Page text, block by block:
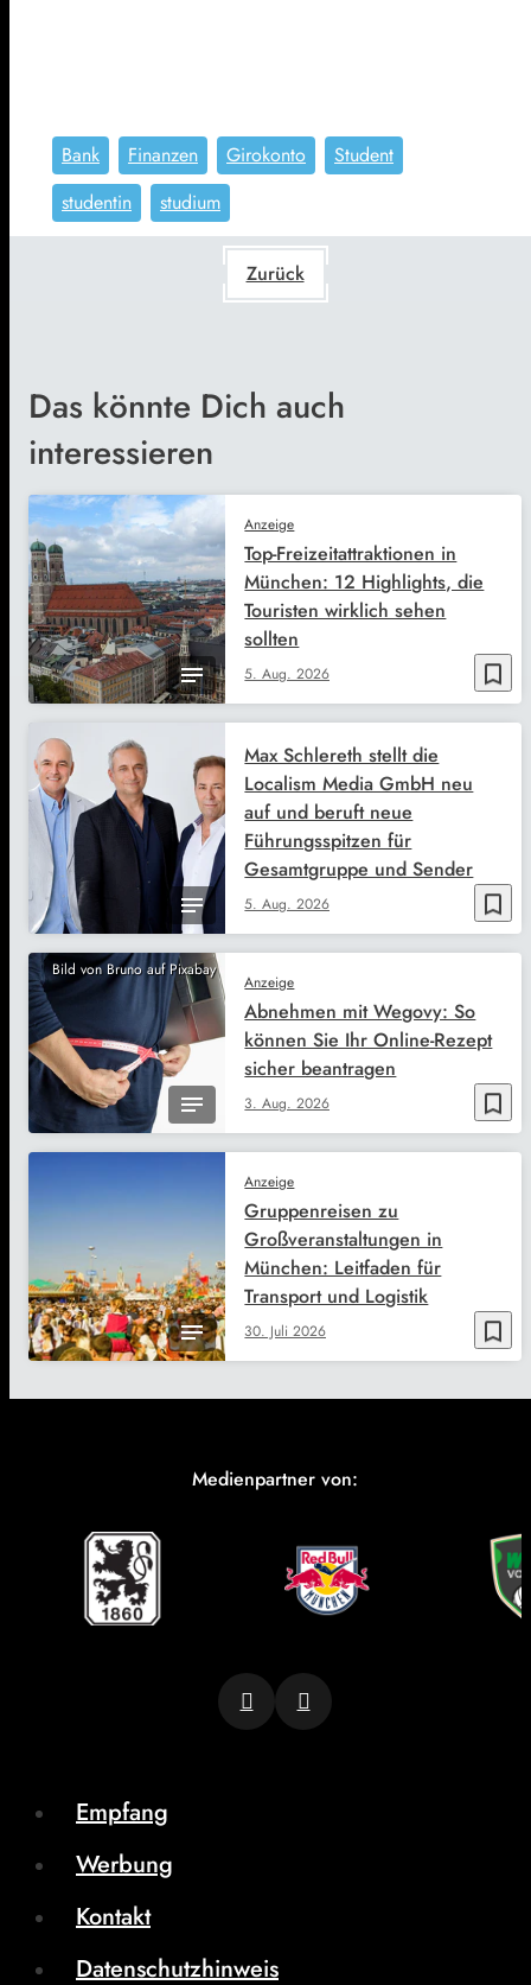
Bank Finanzen Girokonto
Student
studentin
studium
Zurück
Das könnte Dich auch
interessieren
bookmark_border
Anzeige
5. Aug. 2026
Top-Freizeitattraktionen in
München: 12 Highlights, die
Touristen wirklich sehen
sollten
bookmark_border
5. Aug. 2026
Max Schlereth stellt die
Localism Media GmbH neu
auf und beruft neue
Führungsspitzen für
Gesamtgruppe und Sender
Bild von Bruno auf Pixabay
bookmark_border
Anzeige
3. Aug. 2026
Abnehmen mit Wegovy: So
können Sie Ihr Online-Rezept
sicher beantragen
bookmark_border
Anzeige
30. Juli 2026
Gruppenreisen zu
Großveranstaltungen in
München: Leitfaden für
Transport und Logistik
Medienpartner von:
Empfang
Werbung
Kontakt
Datenschutzhinweis